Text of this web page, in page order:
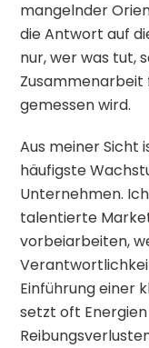
mangelnder
die Antwort auf
nur, wer was tut,
Zusammenarbeit
gemessen wird.
Aus meiner Sicht
häufigste
Unternehmen.
talentierte
vorbeiarbeiten,
Einführung einer
setzt oft